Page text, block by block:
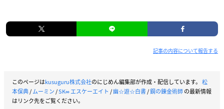
記事の内容について報告する
このページはkusuguru株式会社のにじめん編集部が作成・配信しています。 松
本保典/ムーミン/SK∞ エスケーエイト /幽☆遊☆白書/鋼の錬金術師の最新情報
はリンク先をご覧ください。